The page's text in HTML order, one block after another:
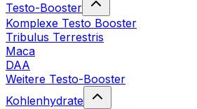
Testo-Booster
Komplexe Testo Booster
Tribulus Terrestris
Maca
DAA
Weitere Testo-Booster
Kohlenhydrate